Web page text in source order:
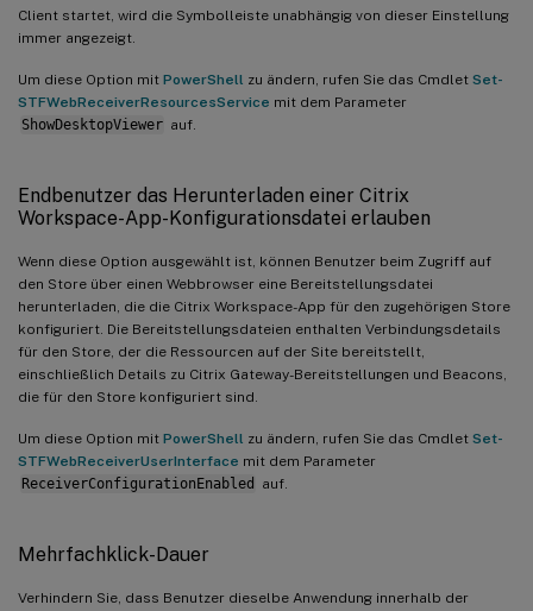
Client startet, wird die Symbolleiste unabhängig von dieser Einstellung
immer angezeigt.
Um diese Option mit PowerShell zu ändern, rufen Sie das Cmdlet Set-
STFWebReceiverResourcesService mit dem Parameter
ShowDesktopViewer auf.
Endbenutzer das Herunterladen einer Citrix
Workspace-App-Konfigurationsdatei erlauben
Wenn diese Option ausgewählt ist, können Benutzer beim Zugriff auf
den Store über einen Webbrowser eine Bereitstellungsdatei
herunterladen, die die Citrix Workspace-App für den zugehörigen Store
konfiguriert. Die Bereitstellungsdateien enthalten Verbindungsdetails
für den Store, der die Ressourcen auf der Site bereitstellt,
einschließlich Details zu Citrix Gateway-Bereitstellungen und Beacons,
die für den Store konfiguriert sind.
Um diese Option mit PowerShell zu ändern, rufen Sie das Cmdlet Set-
STFWebReceiverUserInterface mit dem Parameter
ReceiverConfigurationEnabled
auf.
Mehrfachklick-Dauer
Verhindern Sie, dass Benutzer dieselbe Anwendung innerhalb der